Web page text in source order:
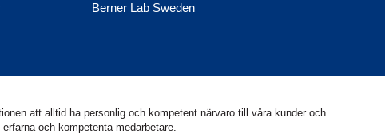
Berner Lab Sweden
att alltid ha personlig och kompetent närvaro till våra kunder och
och kompetenta medarbetare.